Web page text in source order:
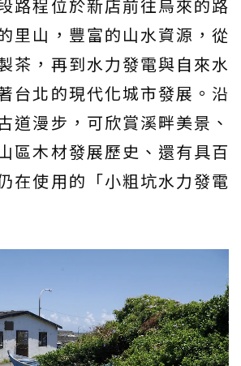
路程位於新店前往烏來的路
里山，豐富的山水資源，從
茶，再到水力發電與自來水
台北的現代化城市發展。沿
道漫步，可欣賞溪畔美景、
區木材發展歷史、還有具百
在使用的「小粗坑水力發電